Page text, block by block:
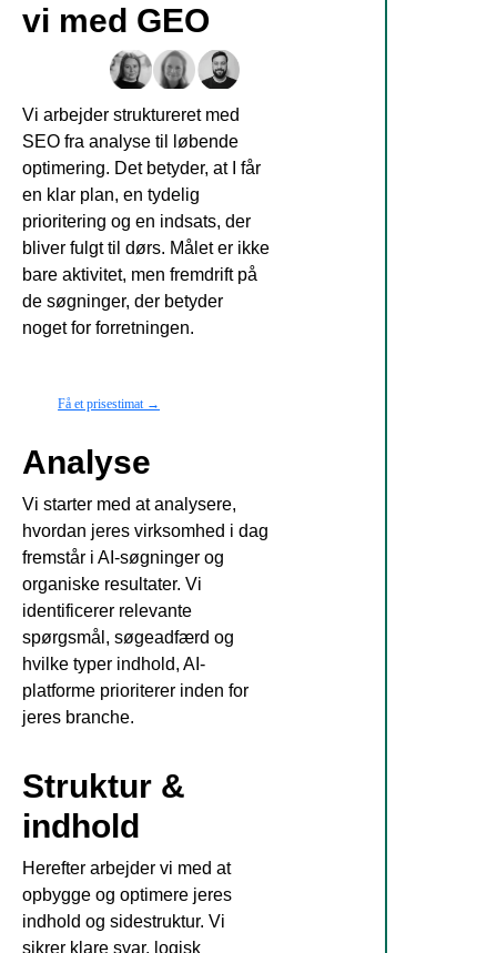
vi med GEO
Vi arbejder struktureret med
SEO fra analyse til løbende
optimering. Det betyder, at I får
en klar plan, en tydelig
prioritering og en indsats, der
bliver fulgt til dørs. Målet er ikke
bare aktivitet, men fremdrift på
de søgninger, der betyder
noget for forretningen.
Få et prisestimat →
Analyse
Vi starter med at analysere,
hvordan jeres virksomhed i dag
fremstår i AI-søgninger og
organiske resultater. Vi
identificerer relevante
spørgsmål, søgeadfærd og
hvilke typer indhold, AI-
platforme prioriterer inden for
jeres branche.
Struktur &
indhold
Herefter arbejder vi med at
opbygge og optimere jeres
indhold og sidestruktur. Vi
sikrer klare svar, logisk